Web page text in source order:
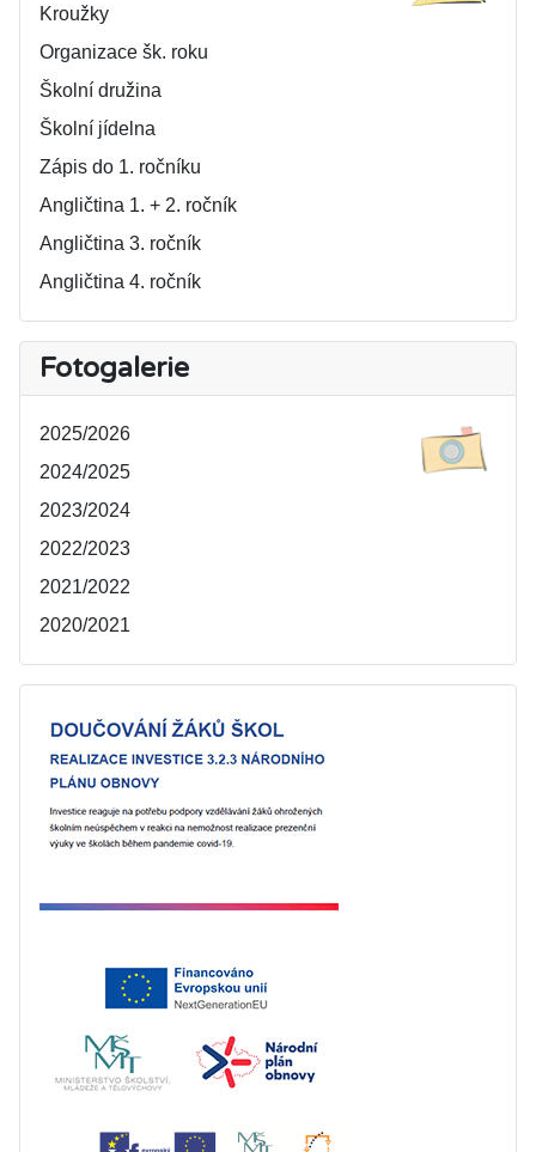
Kroužky
Organizace šk. roku
Školní družina
Školní jídelna
Zápis do 1. ročníku
Angličtina 1. + 2. ročník
Angličtina 3. ročník
Angličtina 4. ročník
Fotogalerie
2025/2026
2024/2025
2023/2024
2022/2023
2021/2022
2020/2021